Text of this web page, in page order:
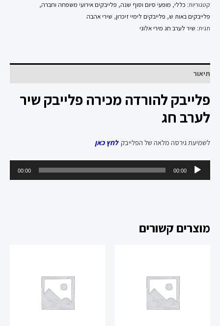
קטגוריות: כללי, מופעי סיום וסוף שנה, פלייבקים אירועי משפחה וחברה,
פלייבקים באות ש, פלייבקים לימיי זיכרון, שירי אהבה
תגית: שיר לערב חג מירי אלוני
תיאור
פלייבק להורדה מכירה פלייבק שיר
לערב חג
לשמיעת גירסה מלאה של הפלייבק לחץ כאן
אודיו
00:00
00:00
מוצרים קשורים